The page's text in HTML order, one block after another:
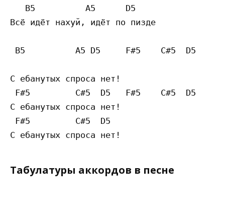
   B5          A5      D5
Всё идёт нахуй, идёт по пизде
B5          A5 D5     F#5    C#5  D5
С ебанутых спроса нет!
F#5         C#5  D5   F#5    C#5  D5
С ебанутых спроса нет!
F#5         C#5  D5
Табулатуры аккордов в песне